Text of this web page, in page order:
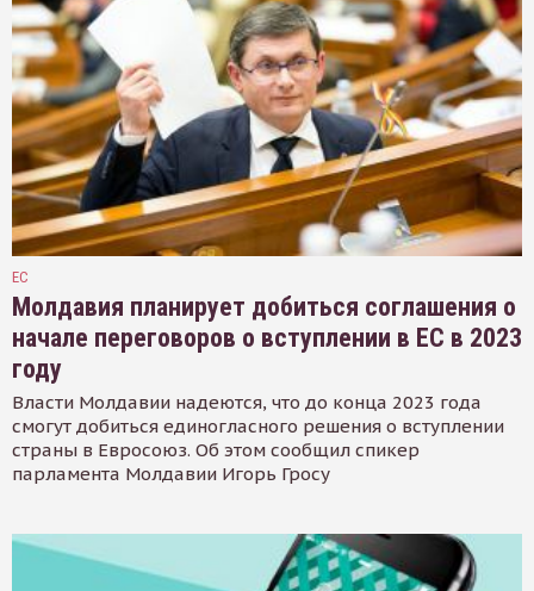
ЕС
Молдавия планирует добиться соглашения о
начале переговоров о вступлении в ЕС в 2023
году
Власти Молдавии надеются, что до конца 2023 года
смогут добиться единогласного решения о вступлении
страны в Евросоюз. Об этом сообщил спикер
парламента Молдавии Игорь Гросу